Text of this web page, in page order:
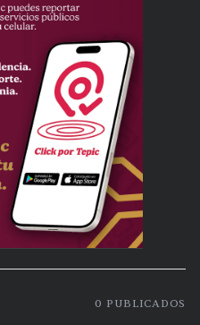
0 PUBLICADOS